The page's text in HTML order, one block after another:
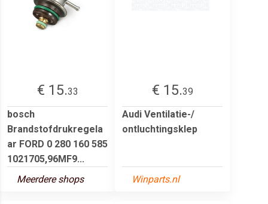
€ 15.33
bosch
Brandstofdrukregela
ar FORD 0 280 160 585
1021705,96MF9...
Meerdere shops
€ 15.39
Audi Ventilatie-/
ontluchtingsklep
Winparts.nl